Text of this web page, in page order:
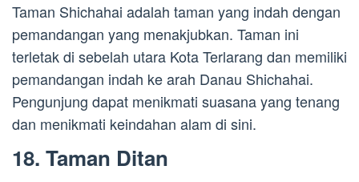
Taman Shichahai adalah taman yang indah dengan
pemandangan yang menakjubkan. Taman ini
terletak di sebelah utara Kota Terlarang dan memiliki
pemandangan indah ke arah Danau Shichahai.
Pengunjung dapat menikmati suasana yang tenang
dan menikmati keindahan alam di sini.
18. Taman Ditan